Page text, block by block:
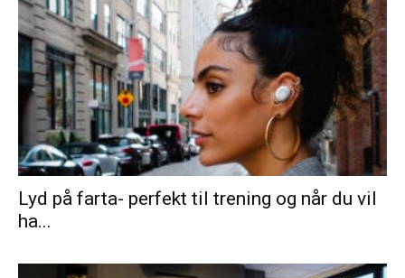
Lyd på farta- perfekt til trening og når du vil
ha...